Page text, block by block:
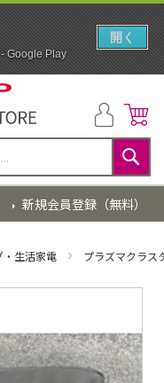
検
索
新規会員登録（無料）
・生活家電 プラズマクラス
Google Play
開く